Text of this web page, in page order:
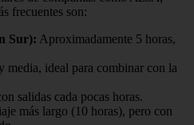
frecuentes son:
Sur): Aproximadamente 5 horas,
media, ideal para combinar con la
salidas cada pocas horas.
más largo (10 horas), pero con